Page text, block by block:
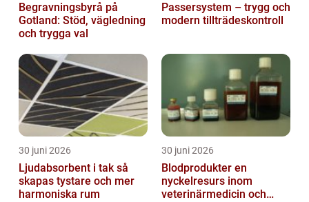
Begravningsbyrå på
Gotland: Stöd, vägledning
och trygga val
Passersystem – trygg och
modern tillträdeskontroll
30 juni 2026
Ljudabsorbent i tak så
skapas tystare och mer
harmoniska rum
30 juni 2026
Blodprodukter en
nyckelresurs inom
veterinärmedicin och